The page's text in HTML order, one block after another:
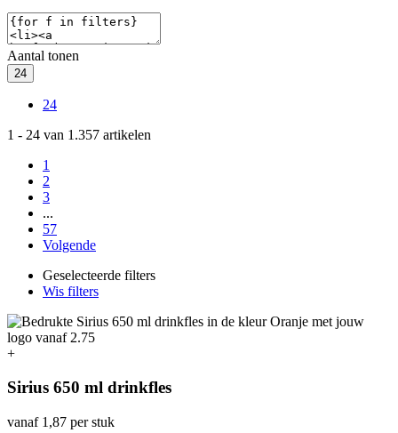
Aantal tonen
24
24
1 - 24 van 1.357 artikelen
1
2
3
...
57
Volgende
Geselecteerde filters
Wis filters
+
Sirius 650 ml drinkfles
vanaf 1,87 per stuk